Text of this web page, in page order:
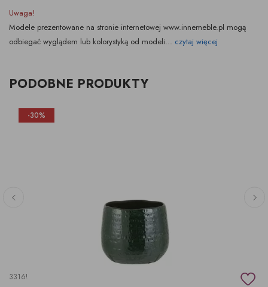
Uwaga!
Modele prezentowane na stronie internetowej www.innemeble.pl mogą
odbiegać wyglądem lub kolorystyką od modeli... czytaj więcej
PODOBNE PRODUKTY
-30%
3316!